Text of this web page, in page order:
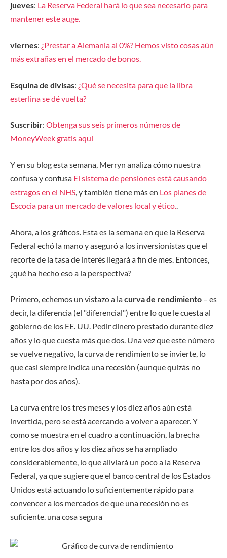
jueves: La Reserva Federal hará lo que sea necesario para
mantener este auge.
viernes: ¿Prestar a Alemania al 0%? Hemos visto cosas aún
más extrañas en el mercado de bonos.
Esquina de divisas: ¿Qué se necesita para que la libra
esterlina se dé vuelta?
Suscribir: Obtenga sus seis primeros números de
MoneyWeek gratis aquí
Y en su blog esta semana, Merryn analiza cómo nuestra
confusa y confusa El sistema de pensiones está causando
estragos en el NHS, y también tiene más en Los planes de
Escocia para un mercado de valores local y ético..
Ahora, a los gráficos. Esta es la semana en que la Reserva
Federal echó la mano y aseguró a los inversionistas que el
recorte de la tasa de interés llegará a fin de mes. Entonces,
¿qué ha hecho eso a la perspectiva?
Primero, echemos un vistazo a lacurva de rendimiento – es
decir, la diferencia (el "diferencial") entre lo que le cuesta al
gobierno de los EE. UU. Pedir dinero prestado durante diez
años y lo que cuesta más que dos. Una vez que este número
se vuelve negativo, la curva de rendimiento se invierte, lo
que casi siempre indica una recesión (aunque quizás no
hasta por dos años).
La curva entre los tres meses y los diez años aún está
invertida, pero se está acercando a volver a aparecer. Y
como se muestra en el cuadro a continuación, la brecha
entre los dos años y los diez años se ha ampliado
considerablemente, lo que aliviará un poco a la Reserva
Federal, ya que sugiere que el banco central de los Estados
Unidos está actuando lo suficientemente rápido para
convencer a los mercados de que una recesión no es
suficiente. una cosa segura